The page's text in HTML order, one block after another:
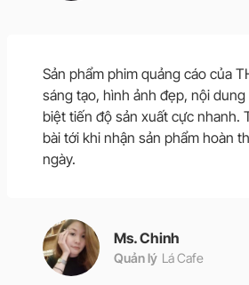
Sản phẩm phim quảng cáo của
sáng tạo, hình ảnh đẹp, nội dung
biệt tiến độ sản xuất cực nhanh.
bài tới khi nhận sản phẩm hoàn
ngày.
Ms. Chinh
Quản lý Lá Cafe